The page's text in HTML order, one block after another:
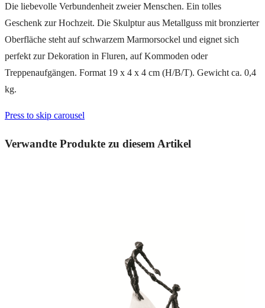
Die liebevolle Verbundenheit zweier Menschen. Ein tolles
Geschenk zur Hochzeit. Die Skulptur aus Metallguss mit bronzierter
Oberfläche steht auf schwarzem Marmorsockel und eignet sich
perfekt zur Dekoration in Fluren, auf Kommoden oder
Treppenaufgängen. Format 19 x 4 x 4 cm (H/B/T). Gewicht ca. 0,4
kg.
Press to skip carousel
Verwandte Produkte zu diesem Artikel